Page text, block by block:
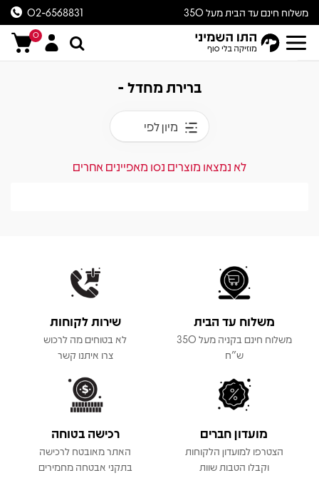
משלוח חינם עד הבית מעל 350
ש״ח
02-6568831
0
ברירת מחדל -
מיון לפי
לא נמצאו מוצרים נסו מאפיינים אחרים
משלוח עד הבית
משלוח חינם בקניה מעל 350
ש"ח
שירות לקוחות
לא בטוחים מה לרכוש
צרו איתנו קשר
מועדון חברים
הצטרפו למועדון הלקוחות
וקבלו הטבות שוות
רכישה בטוחה
האתר מאובטח לרכישה
בתקני אבטחה מחמירים